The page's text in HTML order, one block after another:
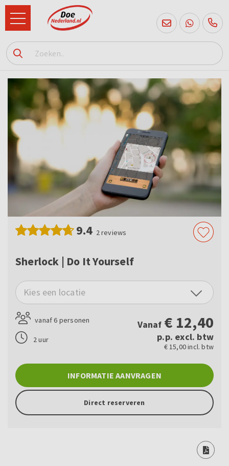
085
760
2556
9.4 2reviews
Sherlock | Do It Yourself
Kies een locatie
vanaf 6 personen
2 uur
Vanaf € 12,40
p.p. excl. btw
€ 15,00 incl. btw
INFORMATIE AANVRAGEN
Direct reserveren